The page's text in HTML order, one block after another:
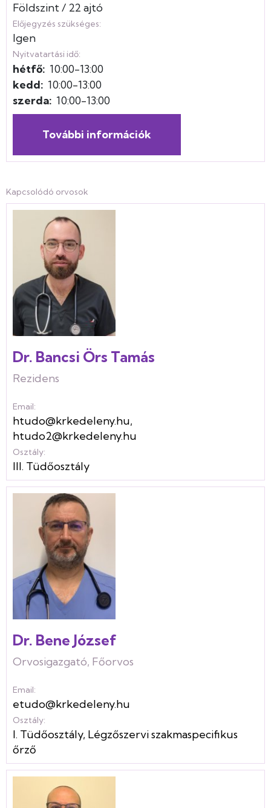
Földszint
22 ajtó
Előjegyzés szükséges:
Igen
Nyitvatartási idő:
hétfő: 10:00-13:00
kedd: 10:00-13:00
szerda: 10:00-13:00
További információk
Kapcsolódó orvosok
Dr. Bancsi Örs Tamás
Rezidens
Email:
htudo@krkedeleny.hu,
htudo2@krkedeleny.hu
Osztály:
III. Tüdőosztály
Dr. Bene József
Orvosigazgató, Főorvos
Email:
etudo@krkedeleny.hu
Osztály:
I. Tüdőosztály, Légzőszervi szakmaspecifikus
őrző